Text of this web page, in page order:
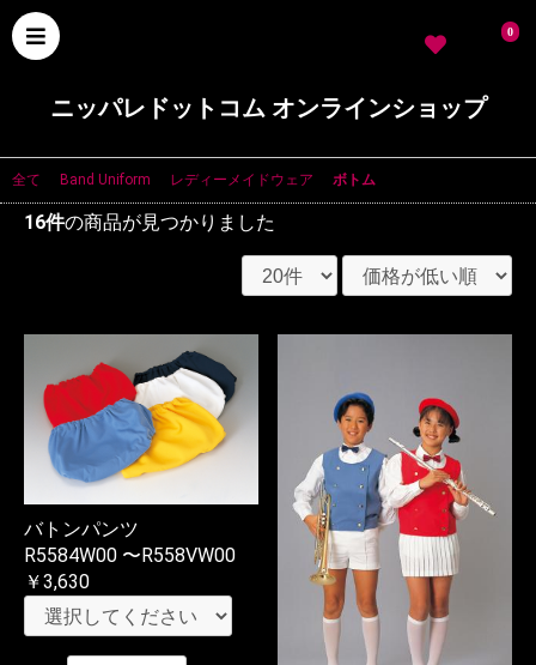
0
ニッパレドットコム オンラインショップ
全て Band Uniform レディーメイドウェア ボトム
16件の商品が見つかりました
バトンパンツ
R5584W00 〜R558VW00
￥3,630